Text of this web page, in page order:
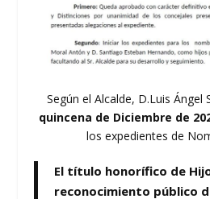
Según el Alcalde, D.Luis Ángel
quincena de Diciembre de
los expedientes de
El título honorífico de
reconocimiento público